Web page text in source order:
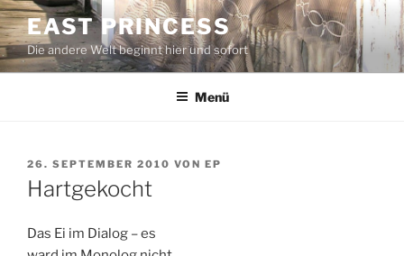
Zum
Inhalt
springen
EAST PRINCESS
Die andere Welt beginnt hier und sofort
Menü
VERÖFFENTLICHT
AM
26. SEPTEMBER 2010 VON EP
Hartgekocht
Das Ei im Dialog – es